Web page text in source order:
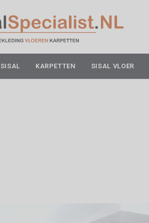
SISAL KARPETTEN SISAL VLOER